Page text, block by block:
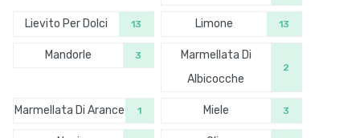
Lievito Per Dolci 13 Limone 13
Mandorle 3
Marmellata Di
Albicocche
2
Marmellata Di Arance 1 Miele 3